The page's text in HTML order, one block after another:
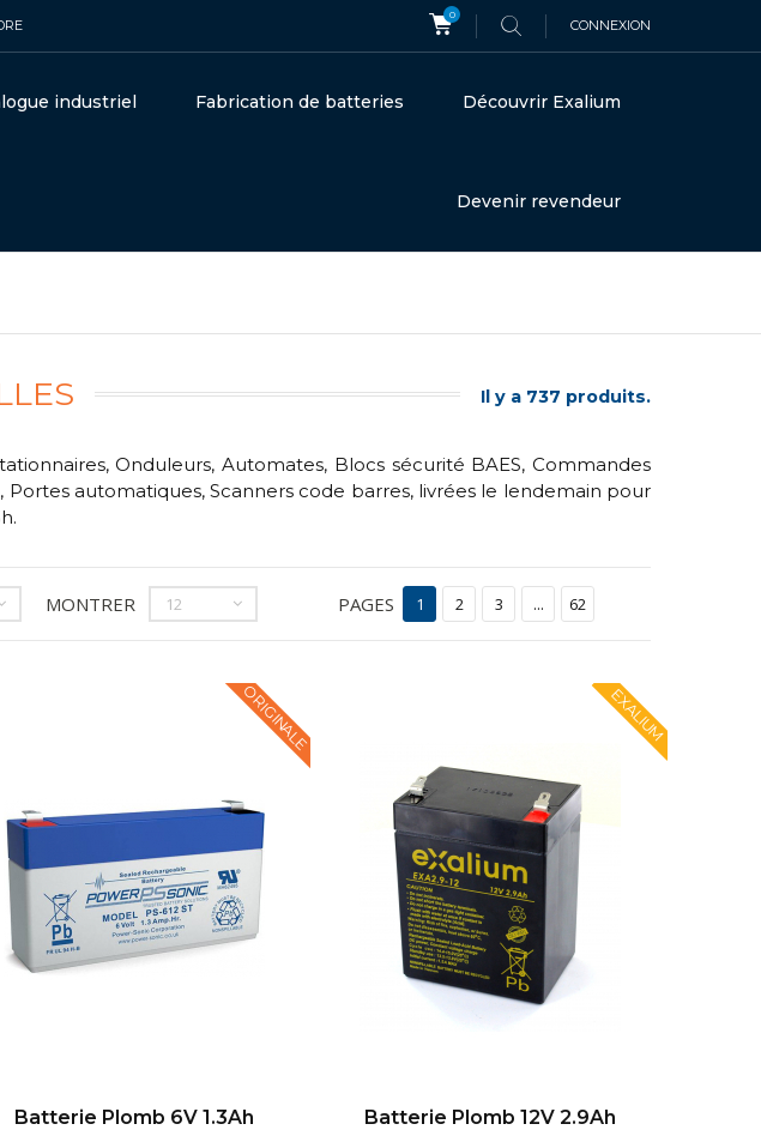
0
CONNEXION
industriel Fabrication de batteries Découvrir Exalium
Devenir revendeur
Il y a 737 produits.
Onduleurs, Automates, Blocs sécurité BAES, Commandes
Portes automatiques, Scanners code barres, livrées le lendemain pour
MONTRER 12 PAGES 1 2 3 ... 62
ORIGINALE
Batterie Plomb 6V 1.3Ah
EXALIUM
Batterie Plomb 12V 2.9Ah